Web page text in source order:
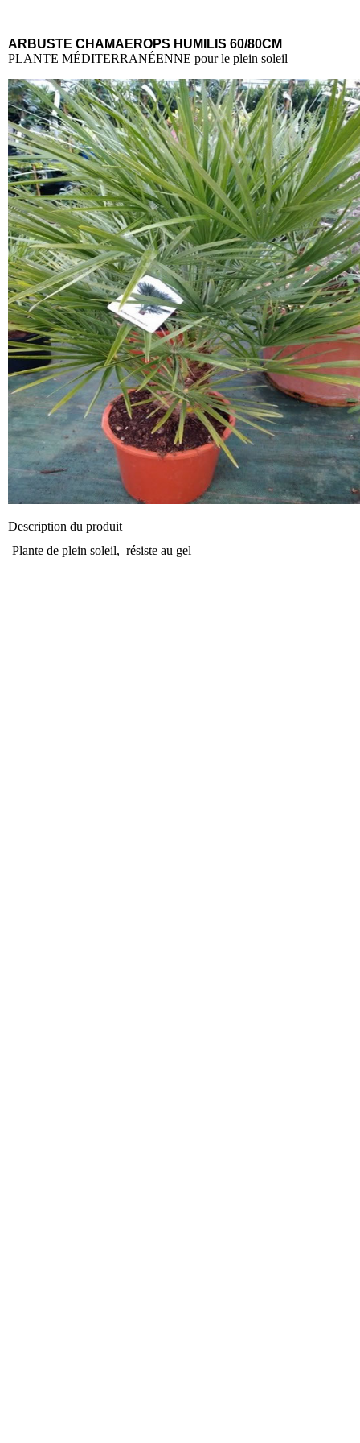
ARBUSTE CHAMAEROPS HUMILIS 60/80CM
PLANTE MÉDITERRANÉENNE pour le plein soleil
Description du produit
Plante de plein soleil, résiste au gel